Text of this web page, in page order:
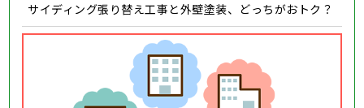
サイディング張り替え工事と外壁塗装、どっちがおトク？